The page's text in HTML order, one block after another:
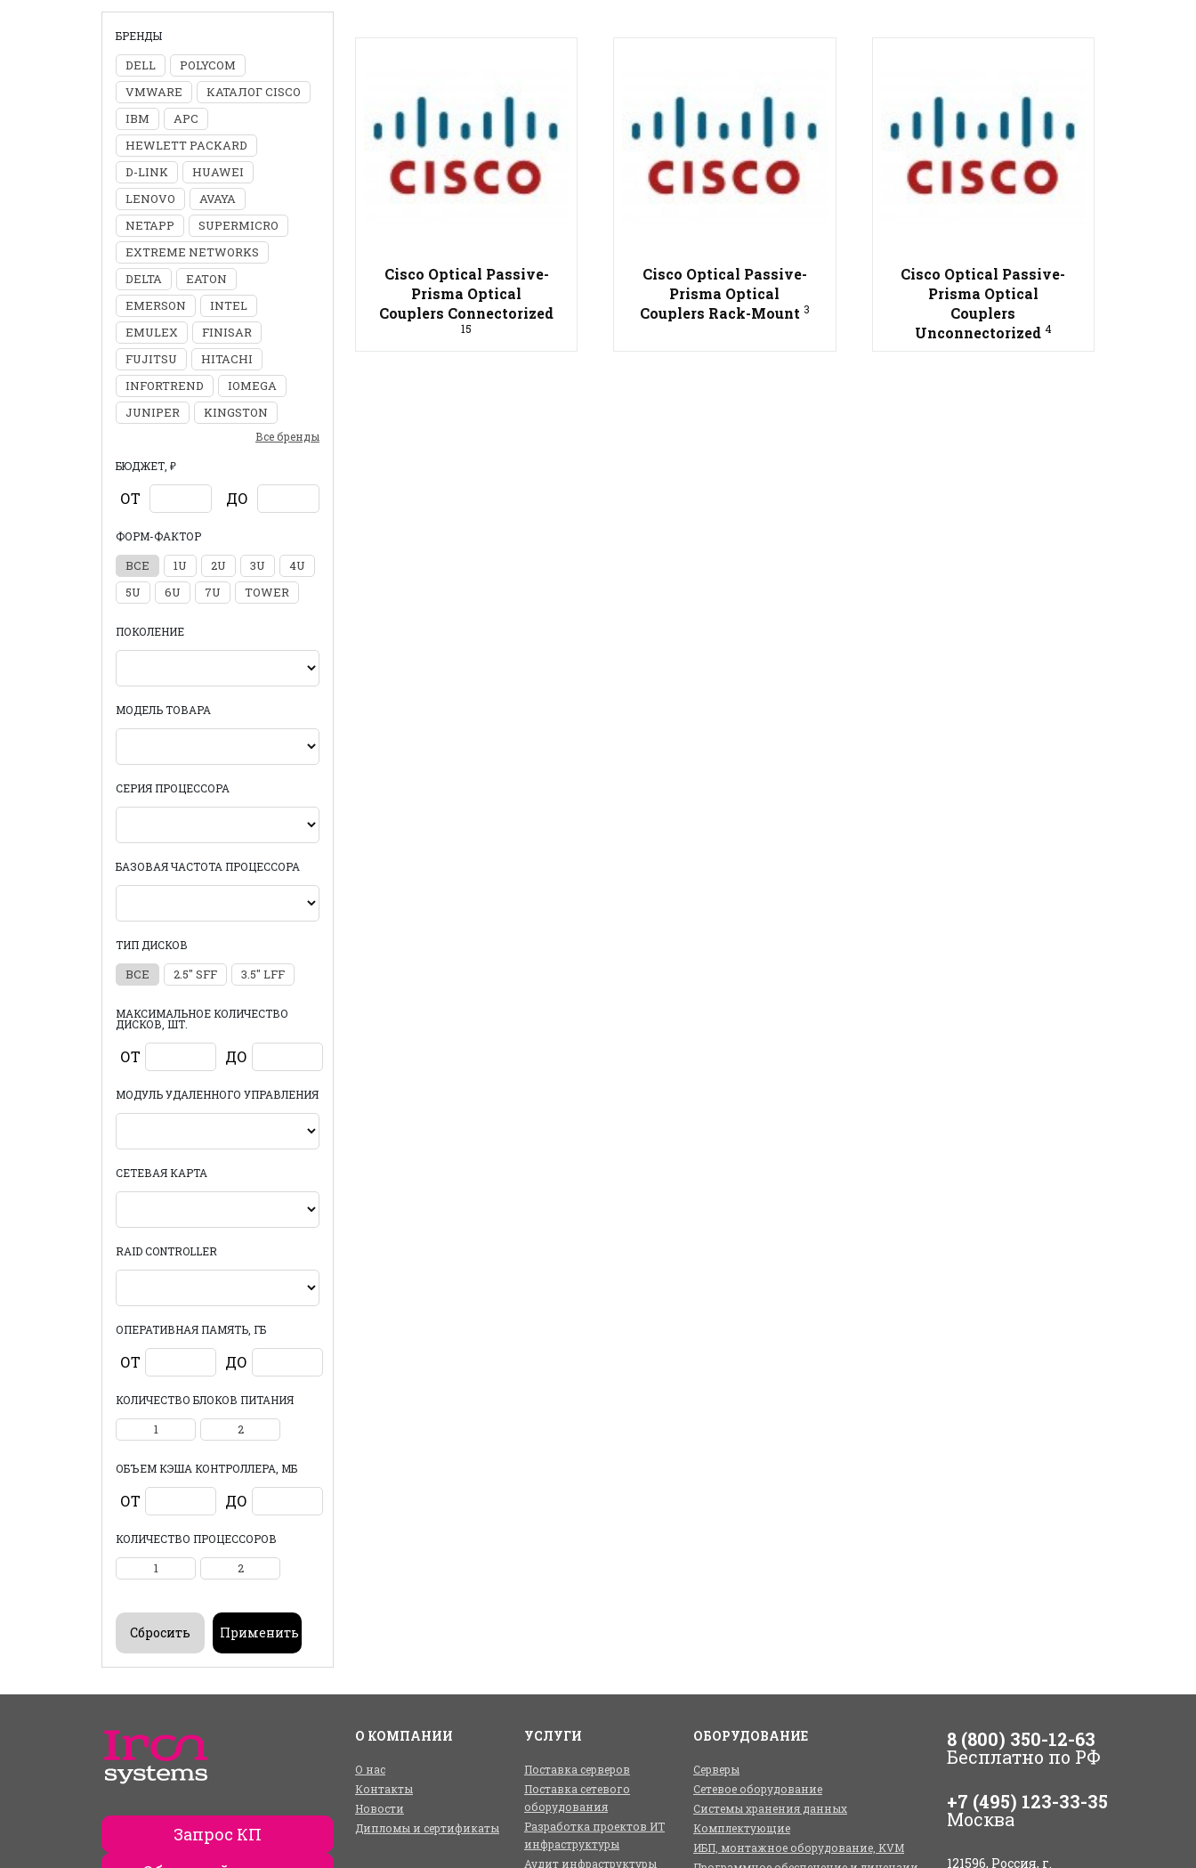
БРЕНДЫ
DELL
POLYCOM
VMWARE
КАТАЛОГ CISCO
IBM
APC
HEWLETT PACKARD
D-LINK
HUAWEI
LENOVO
AVAYA
NETAPP
SUPERMICRO
EXTREME NETWORKS
DELTA
EATON
EMERSON
INTEL
EMULEX
FINISAR
FUJITSU
HITACHI
INFORTREND
IOMEGA
JUNIPER
KINGSTON
Все бренды
БЮДЖЕТ, ₽
ОТ ДО
ФОРМ-ФАКТОР
ВСЕ 1U 2U 3U
4U
5U
6U 7U TOWER
ПОКОЛЕНИЕ
МОДЕЛЬ ТОВАРА
СЕРИЯ ПРОЦЕССОРА
БАЗОВАЯ ЧАСТОТА ПРОЦЕССОРА
ТИП ДИСКОВ
ВСЕ 2.5" SFF 3.5" LFF
МАКСИМАЛЬНОЕ КОЛИЧЕСТВО
ДИСКОВ, ШТ.
ОТ ДО
МОДУЛЬ УДАЛЕННОГО УПРАВЛЕНИЯ
СЕТЕВАЯ КАРТА
RAID CONTROLLER
ОПЕРАТИВНАЯ ПАМЯТЬ, ГБ
ОТ ДО
КОЛИЧЕСТВО БЛОКОВ ПИТАНИЯ
1 2
ОБЪЕМ КЭША КОНТРОЛЛЕРА, МБ
ОТ ДО
КОЛИЧЕСТВО ПРОЦЕССОРОВ
1 2
Cisco Optical Passive-
Prisma Optical
Couplers Connectorized
15
Cisco Optical Passive-
Prisma Optical
Couplers Rack-Mount 3
Cisco Optical Passive-
Prisma Optical
Couplers
Unconnectorized 4
Запрос КП
О КОМПАНИИ
О нас
Контакты
Новости
Дипломы и сертификаты
УСЛУГИ
Поставка серверов
Поставка сетевого
оборудования
Разработка проектов ИТ
инфраструктуры
Аудит инфраструктуры
ОБОРУДОВАНИЕ
Серверы
Сетевое оборудование
Системы хранения данных
Комплектующие
ИБП, монтажное оборудование, KVM
8 (800) 350-12-63
Бесплатно по РФ
+7 (495) 123-33-35
Москва
121596, Россия, г.